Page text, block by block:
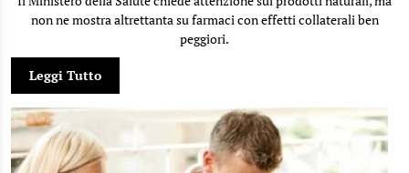
non ne mostra altrettanta su farmaci con effetti collaterali ben
peggiori.
Leggi Tutto